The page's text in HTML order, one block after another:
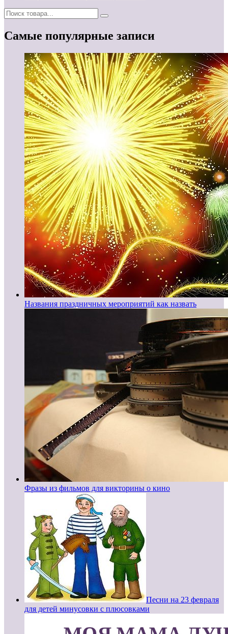
Самые популярные записи
Названия праздничных мероприятий как назвать
Фразы из фильмов для викторины о кино
Песни на 23 февраля
для детей минусовки с плюсовками